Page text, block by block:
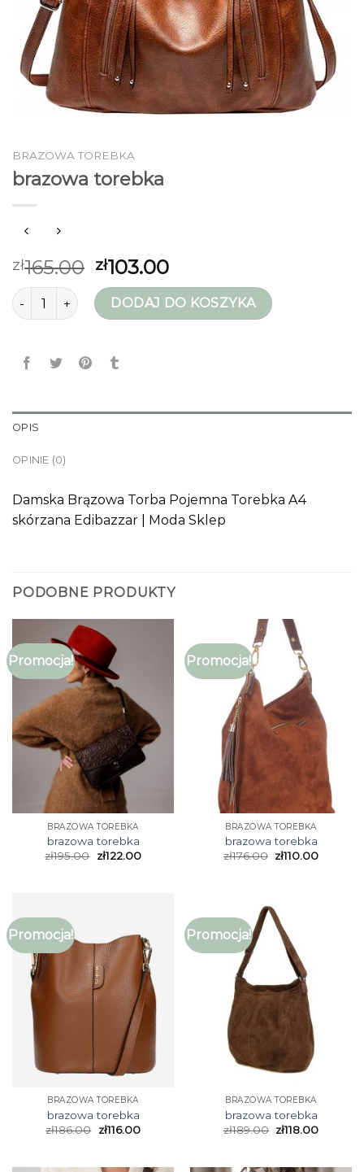
BRAZOWA TOREBKA
brazowa torebka
zł165.00 zł103.00
ilość brazowa torebkaDODAJ DO KOSZYKA
OPIS
OPINIE (0)
Damska Brązowa Torba Pojemna Torebka A4
skórzana Edibazzar | Moda Sklep
PODOBNE PRODUKTY
Promocja!
BRAZOWA TOREBKA
brazowa torebka
zł195.00 zł122.00
Promocja!
BRAZOWA TOREBKA
brazowa torebka
zł176.00 zł110.00
Promocja!
BRAZOWA TOREBKA
brazowa torebka
zł186.00 zł116.00
Promocja!
BRAZOWA TOREBKA
brazowa torebka
zł189.00 zł118.00